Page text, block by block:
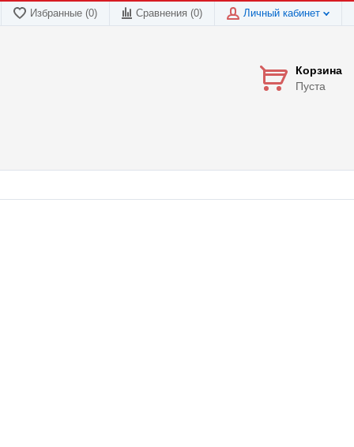
Избранные (0) Сравнения (0) Личный кабинет
Корзина
Пуста